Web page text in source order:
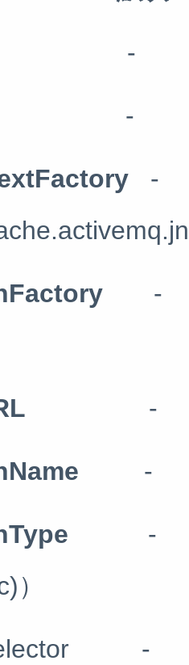
-
-
-
- JMS
- 目
- 目
）
-